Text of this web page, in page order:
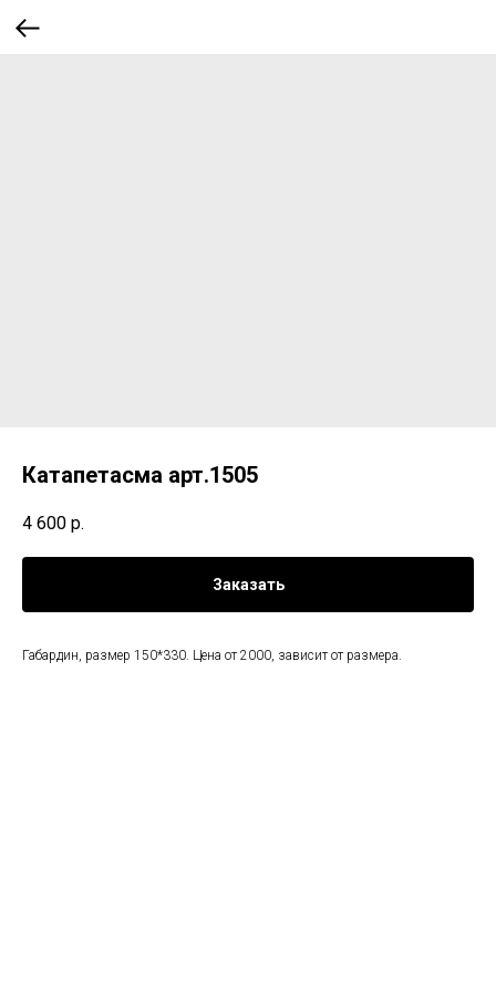
Катапетасма арт.1505
4 600 р.
Заказать
Габардин, размер 150*330. Цена от 2000, зависит от размера.